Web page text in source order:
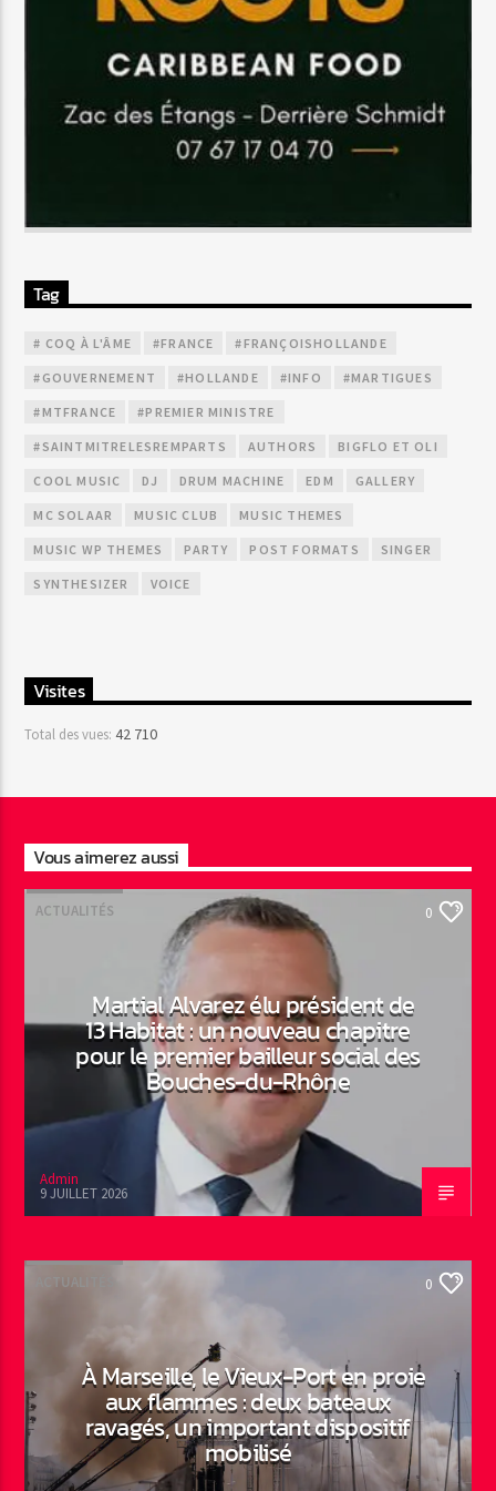
Tag
# COQ À L'ÂME #FRANCE #FRANÇOISHOLLANDE
#GOUVERNEMENT #HOLLANDE #INFO #MARTIGUES
#MTFRANCE #PREMIER MINISTRE
#SAINTMITRELESREMPARTS AUTHORS BIGFLO ET OLI
COOL MUSIC DJ DRUM MACHINE EDM GALLERY
MC SOLAAR MUSIC CLUB MUSIC THEMES
MUSIC WP THEMES PARTY POST FORMATS SINGER
SYNTHESIZER VOICE
Visites
Total des vues:42 710
Vous aimerez aussi
ACTUALITÉS 0
Martial Alvarez élu président de
13 Habitat : un nouveau chapitre
pour le premier bailleur social des
Bouches-du-Rhône
Admin
9 JUILLET 2026
ACTUALITÉS 0
À Marseille, le Vieux-Port en proie
aux flammes : deux bateaux
ravagés, un important dispositif
mobilisé